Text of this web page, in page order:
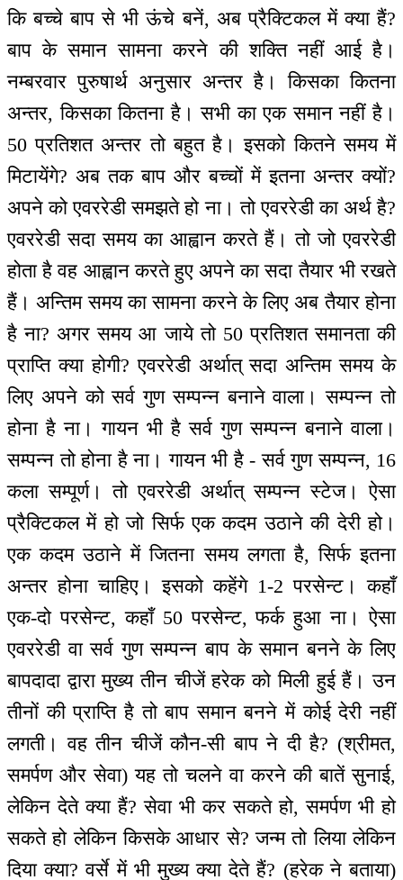
कि बच्चे बाप से भी ऊंचे बनें, अब प्रैक्टिकल में क्या हैं?
बाप के समान सामना करने की शक्ति नहीं आई है।
नम्बरवार पुरुषार्थ अनुसार अन्तर है। किसका कितना
अन्तर, किसका कितना है। सभी का एक समान नहीं है।
50 प्रतिशत अन्तर तो बहुत है। इसको कितने समय में
मिटायेंगे? अब तक बाप और बच्चों में इतना अन्तर क्यों?
अपने को एवररेडी समझते हो ना। तो एवररेडी का अर्थ है?
एवररेडी सदा समय का आह्वान करते हैं। तो जो एवररेडी
होता है वह आह्वान करते हुए अपने का सदा तैयार भी रखते
हैं। अन्तिम समय का सामना करने के लिए अब तैयार होना
है ना? अगर समय आ जाये तो 50 प्रतिशत समानता की
प्राप्ति क्या होगी? एवररेडी अर्थात् सदा अन्तिम समय के
लिए अपने को सर्व गुण सम्पन्न बनाने वाला। सम्पन्न तो
होना है ना। गायन भी है सर्व गुण सम्पन्न बनाने वाला।
सम्पन्न तो होना है ना। गायन भी है - सर्व गुण सम्पन्न, 16
कला सम्पूर्ण। तो एवररेडी अर्थात् सम्पन्न स्टेज। ऐसा
प्रैक्टिकल में हो जो सिर्फ एक कदम उठाने की देरी हो।
एक कदम उठाने में जितना समय लगता है, सिर्फ इतना
अन्तर होना चाहिए। इसको कहेंगे 1-2 परसेन्ट। कहाँ
एक-दो परसेन्ट, कहाँ 50 परसेन्ट, फर्क हुआ ना। ऐसा
एवररेडी वा सर्व गुण सम्पन्न बाप के समान बनने के लिए
बापदादा द्वारा मुख्य तीन चीजें हरेक को मिली हुई हैं। उन
तीनों की प्राप्ति है तो बाप समान बनने में कोई देरी नहीं
लगती। वह तीन चीजें कौन-सी बाप ने दी है? (श्रीमत,
समर्पण और सेवा) यह तो चलने वा करने की बातें सुनाई,
लेकिन देते क्या हैं? सेवा भी कर सकते हो, समर्पण भी हो
सकते हो लेकिन किसके आधार से? जन्म तो लिया लेकिन
दिया क्या? वर्से में भी मुख्य क्या देते हैं? (हरेक ने बताया)